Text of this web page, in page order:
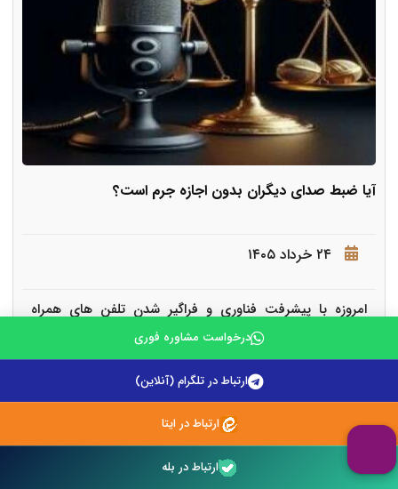
آیا ضبط صدای دیگران بدون اجازه جرم است؟
۲۴ خرداد ۱۴۰۵
امروزه با پیشرفت فناوری و فراگیر شدن تلفن های همراه
هوشمند، ضبط صدا به یکی از سادرخواست مشاوره فوری
ارتباط در تلگرام (آنلاین)
ارتباط در ایتا
ارتباط در بله